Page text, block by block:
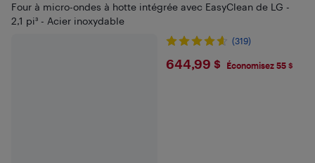
Four à micro-ondes à hotte intégrée avec EasyClean de LG -
2,1 pi³ - Acier inoxydable
(319)
$644.99
644,99 $ Économisez 55 $